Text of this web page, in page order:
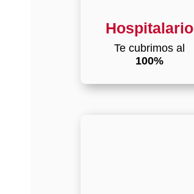
Hospitalario
Te cubrimos al
100%